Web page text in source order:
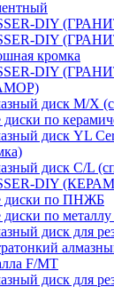
DIY
DIY
кромка
DIY
диск M/X
по
диск YL
диск C/L
DIY
диски по ПНЖБ
по металлу
диск для
F/MT
диск для